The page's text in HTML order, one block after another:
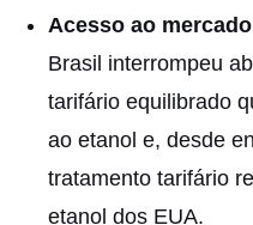
Acesso ao
Brasil interrompeu
tarifário equilibrado
ao etanol e, desde
tratamento tarifário
etanol dos EUA.